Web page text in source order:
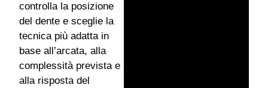
controlla la posizione
del dente e sceglie la
tecnica più adatta in
base all’arcata, alla
complessità prevista e
alla risposta del